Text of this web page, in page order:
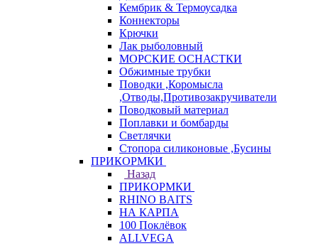
Кембрик & Термоусадка
Коннекторы
Крючки
Лак рыболовный
МОРСКИЕ ОСНАСТКИ
Обжимные трубки
Поводки ,Коромысла
,Отводы,Противозакручиватели
Поводковый материал
Поплавки и бомбарды
Светлячки
Стопора силиконовые ,Бусины
ПРИКОРМКИ
Назад
ПРИКОРМКИ
RHINO BAITS
НА КАРПА
100 Поклёвок
ALLVEGA